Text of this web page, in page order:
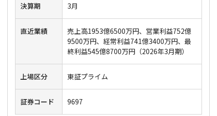
決算期 3月
直近業績
売上高1953億6500万円、営業利益752億
9500万円、経常利益741億3400万円、最
終利益545億8700万円（2026年3月期）
上場区分 東証プライム
証券コード 9697